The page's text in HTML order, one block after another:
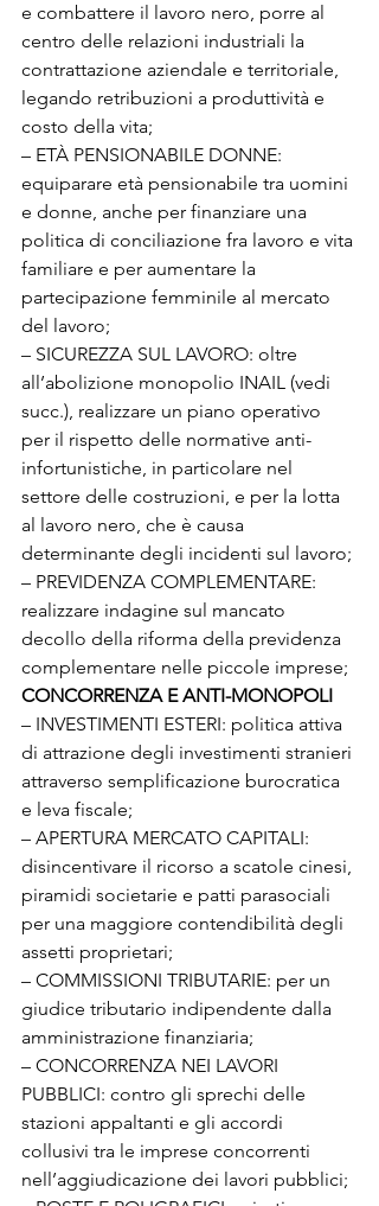
e combattere il lavoro nero, porre al
centro delle relazioni industriali la
contrattazione aziendale e territoriale,
legando retribuzioni a produttività e
costo della vita;
– ETÀ PENSIONABILE DONNE:
equiparare età pensionabile tra uomini
e donne, anche per finanziare una
politica di conciliazione fra lavoro e vita
familiare e per aumentare la
partecipazione femminile al mercato
del lavoro;
– SICUREZZA SUL LAVORO: oltre
all’abolizione monopolio INAIL (vedi
succ.), realizzare un piano operativo
per il rispetto delle normative anti-
infortunistiche, in particolare nel
settore delle costruzioni, e per la lotta
al lavoro nero, che è causa
determinante degli incidenti sul lavoro;
– PREVIDENZA COMPLEMENTARE:
realizzare indagine sul mancato
decollo della riforma della previdenza
complementare nelle piccole imprese;
CONCORRENZA E ANTI-MONOPOLI
– INVESTIMENTI ESTERI: politica attiva
di attrazione degli investimenti stranieri
attraverso semplificazione burocratica
e leva fiscale;
– APERTURA MERCATO CAPITALI:
disincentivare il ricorso a scatole cinesi,
piramidi societarie e patti parasociali
per una maggiore contendibilità degli
assetti proprietari;
– COMMISSIONI TRIBUTARIE: per un
giudice tributario indipendente dalla
amministrazione finanziaria;
– CONCORRENZA NEI LAVORI
PUBBLICI: contro gli sprechi delle
stazioni appaltanti e gli accordi
collusivi tra le imprese concorrenti
nell’aggiudicazione dei lavori pubblici;